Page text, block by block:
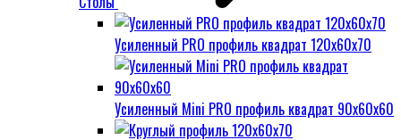
Усиленный PRO профиль квадрат 120х60х70
Усиленный Mini PRO профиль квадрат 90х60х60